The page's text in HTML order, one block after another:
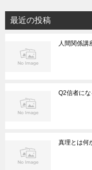
最近の投稿
人間関係
Q2信者にな
真理とは何